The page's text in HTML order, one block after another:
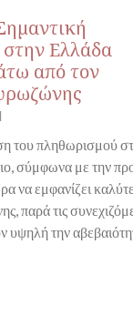
Ελλάδα
από τον
του πληθωρισμού
σύμφωνα με την
να εμφανίζει
παρά τις
υψηλή την